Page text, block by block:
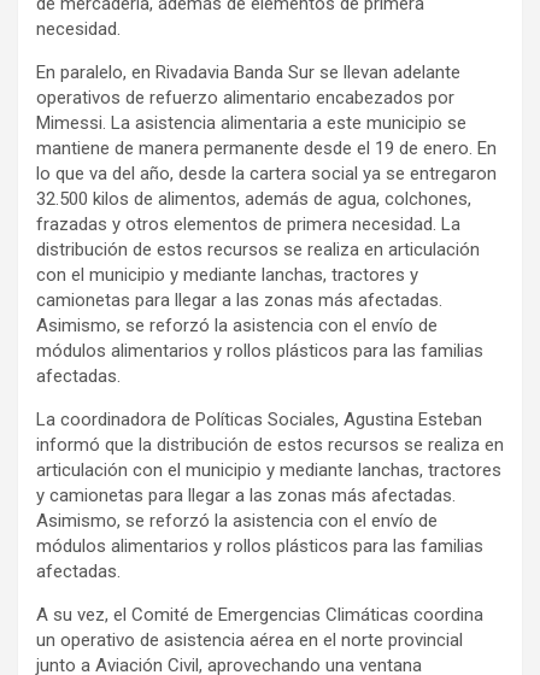
necesidad.
En paralelo, en Rivadavia Banda Sur se llevan adelante
operativos de refuerzo alimentario encabezados por
Mimessi. La asistencia alimentaria a este municipio se
mantiene de manera permanente desde el 19 de enero. En
lo que va del año, desde la cartera social ya se entregaron
32.500 kilos de alimentos, además de agua, colchones,
frazadas y otros elementos de primera necesidad. La
distribución de estos recursos se realiza en articulación
con el municipio y mediante lanchas, tractores y
camionetas para llegar a las zonas más afectadas.
Asimismo, se reforzó la asistencia con el envío de
módulos alimentarios y rollos plásticos para las familias
afectadas.
La coordinadora de Políticas Sociales, Agustina Esteban
informó que la distribución de estos recursos se realiza en
articulación con el municipio y mediante lanchas, tractores
y camionetas para llegar a las zonas más afectadas.
Asimismo, se reforzó la asistencia con el envío de
módulos alimentarios y rollos plásticos para las familias
afectadas.
A su vez, el Comité de Emergencias Climáticas coordina
un operativo de asistencia aérea en el norte provincial
junto a Aviación Civil, aprovechando una ventana